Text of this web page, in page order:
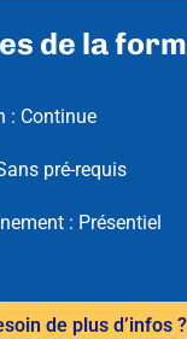
de la
: Continue
pré-requis
: Présentiel
de plus d’infos ?